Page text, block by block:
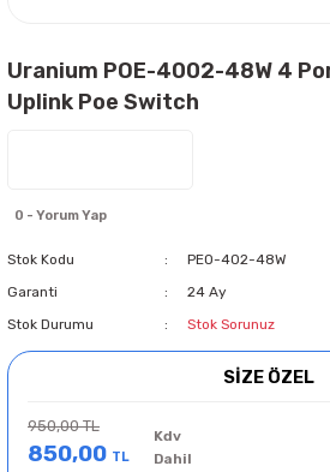
Uranium POE-4002-48W 4
Uplink Poe Switch
0 - Yorum Yap
Stok Kodu
PEO-402-48W
Garanti
24 Ay
Stok Durumu
Stok Sorunuz
SİZE ÖZEL
950,00 TL
850,00 TL
Kdv
Dahil